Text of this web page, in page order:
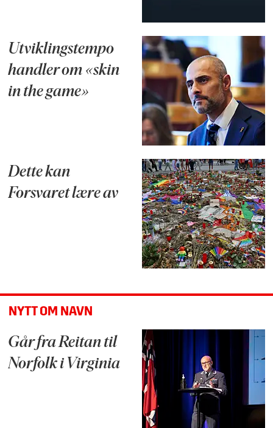
Utviklingstempo
handler om «skin
in the game»
Dette kan
Forsvaret lære av
NYTT OM NAVN
Går fra Reitan til
Norfolk i Virginia